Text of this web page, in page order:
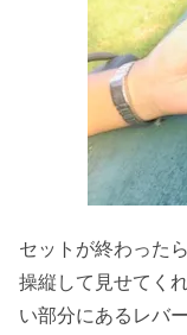
セットが終わった
操縦して見せてく
い部分にあるレバ